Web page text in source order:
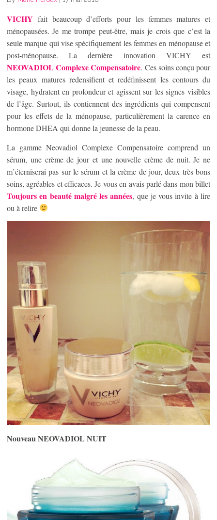
VICHY fait beaucoup d’efforts pour les femmes matures et
ménopausées. Je me trompe peut-être, mais je crois que c’est la
seule marque qui vise spécifiquement les femmes en ménopause et
post-ménopause. La dernière innovation VICHY est
NEOVADIOL Complexe Compensatoire. Ces soins conçu pour
les peaux matures redensifient et redéfinissent les contours du
visage, hydratent en profondeur et agissent sur les signes visibles
de l’âge. Surtout, ils contiennent des ingrédients qui compensent
pour les effets de la ménopause, particulièrement la carence en
hormone DHEA qui donne la jeunesse de la peau.
La gamme Neovadiol Complexe Compensatoire comprend un
sérum, une crème de jour et une nouvelle crème de nuit. Je ne
m’éterniserai pas sur le sérum et la crème de jour, deux très bons
soins, agréables et efficaces. Je vous en avais parlé dans mon billet
Toujours en beauté malgré les années, que je vous invite à lire
ou à relire
Nouveau NEOVADIOL NUIT